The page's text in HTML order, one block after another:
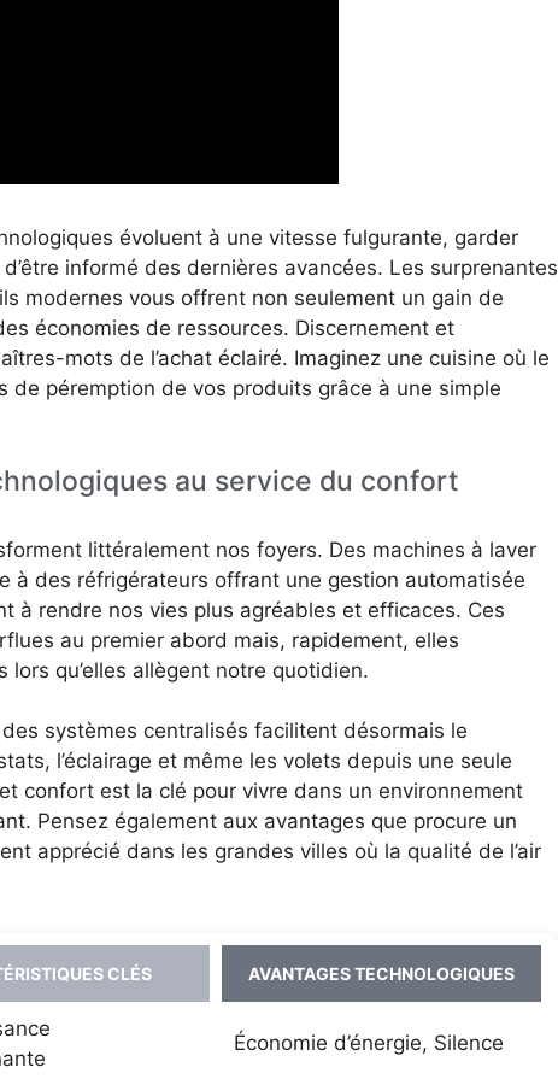
évoluent à une vitesse fulgurante, garder
informé des dernières avancées. Les surprenantes
modernes vous offrent non seulement un gain de
économies de ressources. Discernement et
mots de l’achat éclairé. Imaginez une cuisine où le
péremption de vos produits grâce à une simple
au service du confort
littéralement nos foyers. Des machines à laver
à des réfrigérateurs offrant une gestion automatisée
à rendre nos vies plus agréables et efficaces. Ces
au premier abord mais, rapidement, elles
lors qu’elles allègent notre quotidien.
systèmes centralisés facilitent désormais le
l’éclairage et même les volets depuis une seule
confort est la clé pour vivre dans un environnement
Pensez également aux avantages que procure un
apprécié dans les grandes villes où la qualité de l’air
CLÉS AVANTAGES TECHNOLOGIQUES
Économie d’énergie, Silence